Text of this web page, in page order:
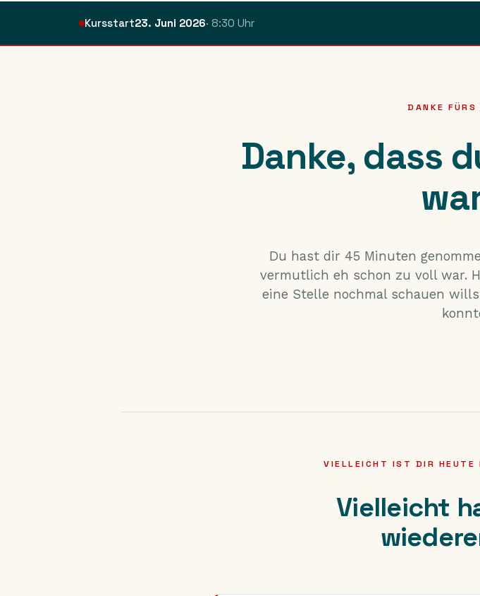
Kursstart23. Juni 2026· 8:30 Uhr
DANKE
Danke, dass
Du hast dir 45 Minuten
vermutlich eh schon zu voll war.
eine Stelle nochmal schauen
VIELLEICHT IST DIR HEUTE
Vielleicht